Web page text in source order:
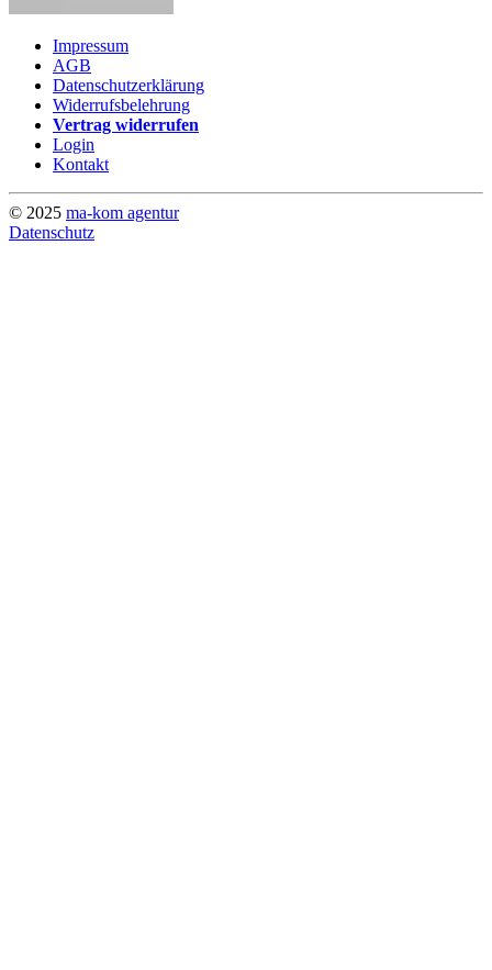
Impressum
AGB
Datenschutzerklärung
Widerrufsbelehrung
Vertrag widerrufen
Login
Kontakt
© 2025 ma-kom agentur
Datenschutz